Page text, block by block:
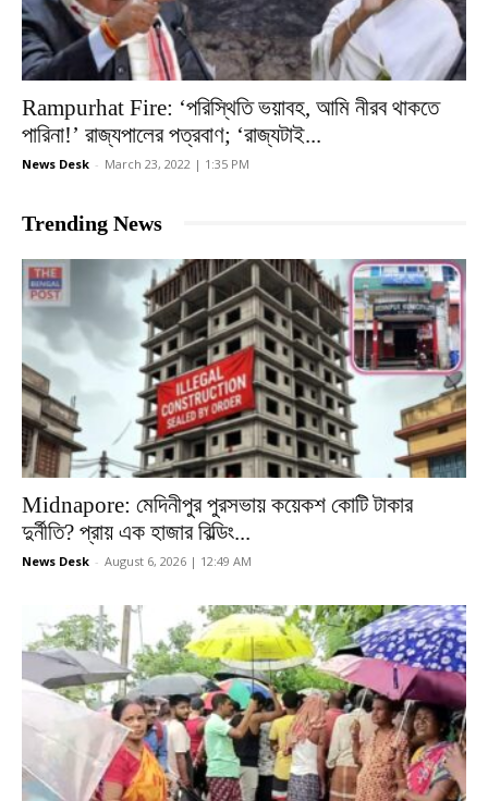
Rampurhat Fire: ‘পরিস্থিতি ভয়াবহ, আমি নীরব থাকতে
পারিনা!’ রাজ্যপালের পত্রবাণ; ‘রাজ্যটাই...
News Desk - March 23, 2022 | 1:35 PM
Trending News
Midnapore: মেদিনীপুর পুরসভায় কয়েকশ কোটি টাকার
দুর্নীতি? প্রায় এক হাজার বিল্ডিং...
News Desk - August 6, 2026 | 12:49 AM